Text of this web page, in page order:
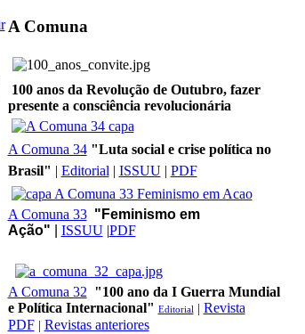
A Comuna
100 anos da Revolução de Outubro, fazer
presente a consciência revolucionária
A Comuna 34 "Luta social e crise política no
Brasil" | Editorial| ISSUU| PDF
A Comuna 33 "Feminismo em
Ação"
ISSUU|PDF
A Comuna 32 "100 ano da I Guerra Mundial
e Política Internacional" Editorial | Revista
PDF| Revistas anteriores